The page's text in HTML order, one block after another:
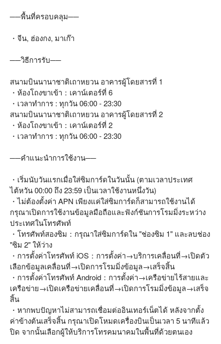
──พื้นที่ครอบคลุม──
・จีน, ฮ่องกง, มาเก๊า
──วิธีการรับ──
สนามบินนานาชาติเถาหยวน อาคารผู้โดยสารที่ 1
・ห้องโถงขาเข้า：เคาน์เตอร์ที่ 6
・เวลาทำการ : ทุกวัน 06:00 - 23:30
สนามบินนานาชาติเถาหยวน อาคารผู้โดยสารที่ 2
・ห้องโถงขาเข้า：เคาน์เตอร์ที่ 2
・เวลาทำการ : ทุกวัน 06:00 - 23:30
──คำแนะนำการใช้งาน──
・เริ่มนับวันแรกเมื่อใส่ซิมการ์ดในวันนั้น (ตามเวลาประเทศ
ไต้หวัน 00:00 ถึง 23:59 เป็นเวลาใช้งานหนึ่งวัน)
・ไม่ต้องตั้งค่า APN เพียงแค่ใส่ซิมการ์ดก็สามารถใช้งานได้
กรุณาเปิดการใช้งานข้อมูลมือถือและฟังก์ชันการโรมมิ่งระหว่าง
ประเทศในโทรศัพท์
・โทรศัพท์สองซิม：กรุณาใส่ซิมการ์ดใน "ช่องซิม 1" และลบช่อง
"ซิม 2" ให้ว่าง
・การตั้งค่าโทรศัพท์ iOS：การตั้งค่า→บริการเคลื่อนที่→เปิดตัว
เลือกข้อมูลเคลื่อนที่→เปิดการโรมมิ่งข้อมูล→เสร็จสิ้น
・การตั้งค่าโทรศัพท์ Android：การตั้งค่า→เครือข่ายไร้สายและ
เครือข่าย→เปิดเครือข่ายเคลื่อนที่→เปิดการโรมมิ่งข้อมูล→เสร็จ
สิ้น
・หากพบปัญหาไม่สามารถเชื่อมต่ออินเทอร์เน็ตได้ หลังจากตั้ง
ค่าข้างต้นเสร็จสิ้น กรุณาเปิดโหมดเครื่องบินเป็นเวลา 5 นาทีแล้ว
ปิด จากนั้นเลือกผู้ให้บริการโทรคมนาคมในพื้นที่ด้วยตนเอง